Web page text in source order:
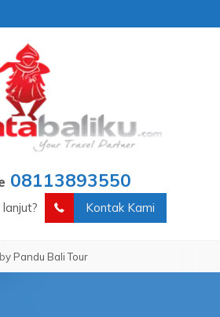
08113893550
Kontak Kami
Tour